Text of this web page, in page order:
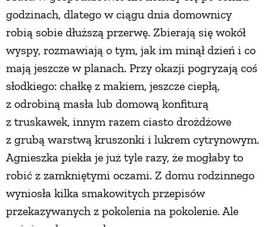
godzinach, dlatego w ciągu dnia domownicy
robią sobie dłuższą przerwę. Zbierają się wokół
wyspy, rozmawiają o tym, jak im minął dzień i co
mają jeszcze w planach. Przy okazji pogryzają coś
słodkiego: chałkę z makiem, jeszcze ciepłą,
z odrobiną masła lub domową konfiturą
z truskawek, innym razem ciasto drożdżowe
z grubą warstwą kruszonki i lukrem cytrynowym.
Agnieszka piekła je już tyle razy, że mogłaby to
robić z zamkniętymi oczami. Z domu rodzinnego
wyniosła kilka smakowitych przepisów
przekazywanych z pokolenia na pokolenie. Ale